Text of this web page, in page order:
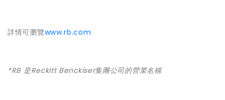
詳情可瀏覽www.rb.com
*RB 是Reckitt Benckiser集團公司的營業名稱